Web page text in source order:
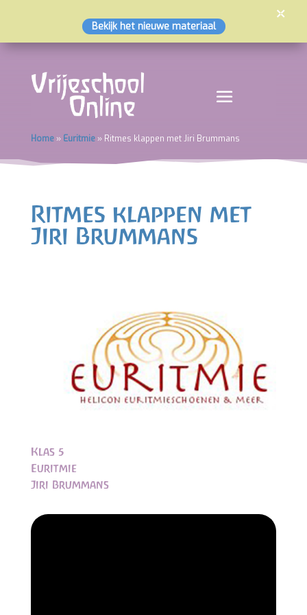
Home» Euritmie» Ritmes klappen met Jiri Brummans
Ritmes klappen met
Jiri Brummans
Klas 5
Euritmie
Jiri Brummans
Bekijk het nieuwe materiaal ×